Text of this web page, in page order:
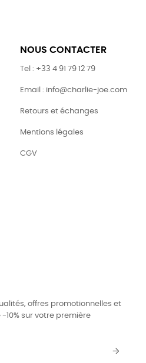
NOUS CONTACTER
Tel : +33 4 91 79 12 79
Email : info@charlie-joe.com
Retours et échanges
Mentions légales
CGV
offres promotionnelles et
-10% sur votre première